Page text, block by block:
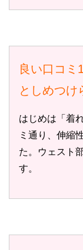
良い口コミ
としめつけ
はじめは「着
ミ通り、伸縮
た。ウェスト
す。